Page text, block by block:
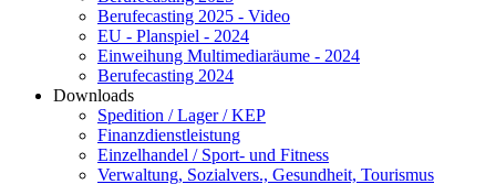
Berufecasting 2025 - Video
EU - Planspiel - 2024
Einweihung Multimediaräume - 2024
Berufecasting 2024
Downloads
Spedition / Lager / KEP
Finanzdienstleistung
Einzelhandel / Sport- und Fitness
Verwaltung, Sozialvers., Gesundheit, Tourismus